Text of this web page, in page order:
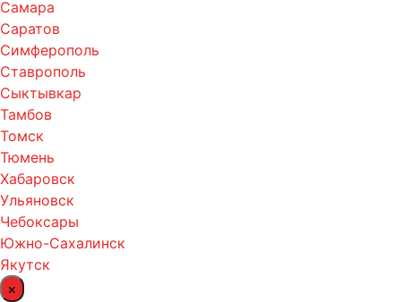
Самара
Саратов
Симферополь
Ставрополь
Сыктывкар
Тамбов
Томск
Тюмень
Хабаровск
Ульяновск
Чебоксары
Южно-Сахалинск
Якутск
×